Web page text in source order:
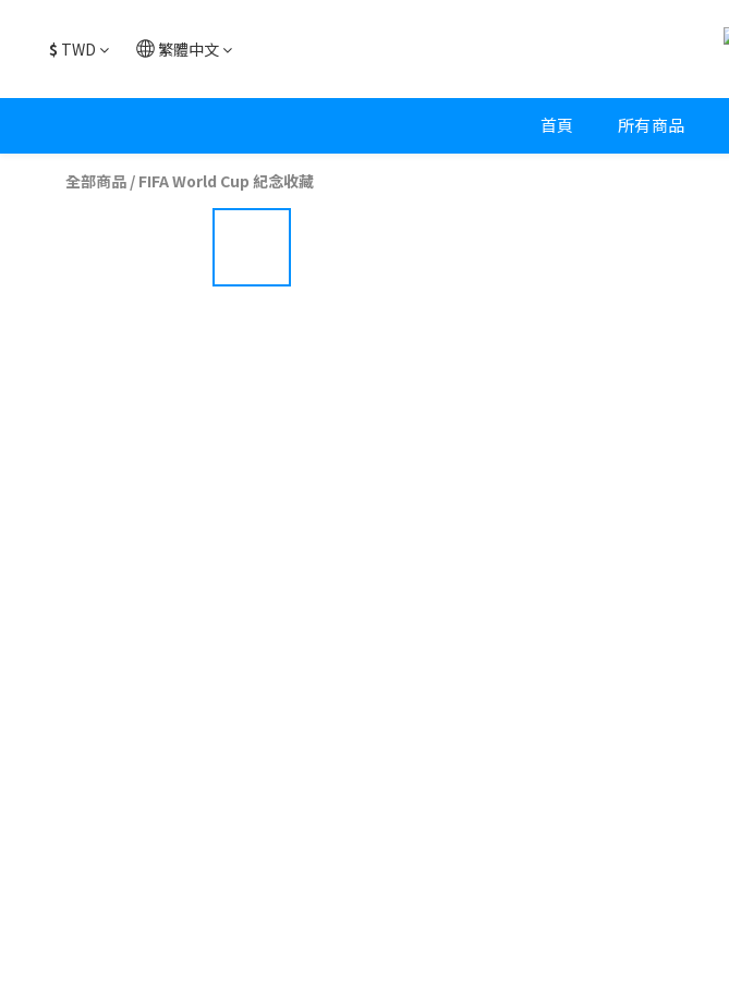
$ TWD 繁體中文
首頁 所有商品
全部商品 / FIFA World Cup 紀念收藏